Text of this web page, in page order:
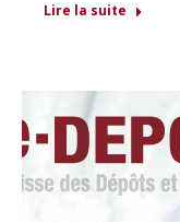
Lire la suite